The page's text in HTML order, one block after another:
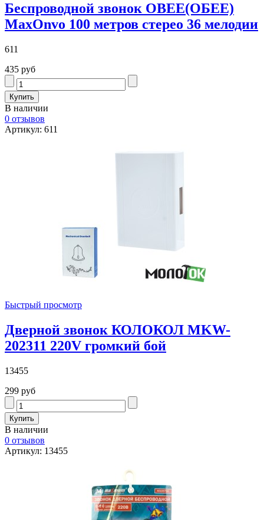
Беспроводной звонок OBEE(ОБЕЕ)
MaxOnvo 100 метров стерео 36 мелодии
611
435 руб
В наличии
0 отзывов
Артикул: 611
Быстрый просмотр
Дверной звонок КОЛОКОЛ MKW-
202311 220V громкий бой
13455
299 руб
В наличии
0 отзывов
Артикул: 13455